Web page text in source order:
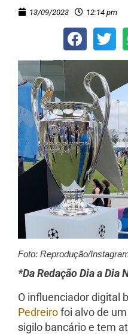
13/09/2023 12:14 pm
Foto: Reprodução/
*Da Redação Dia a Dia
O influenciador digital
Pedreirofoi alvo de
sigilo bancário e tem